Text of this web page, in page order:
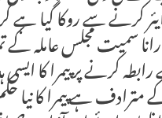
کرنے سے روکا
سمیت مجلس عاملہ
کرنے پر پیمرا کا